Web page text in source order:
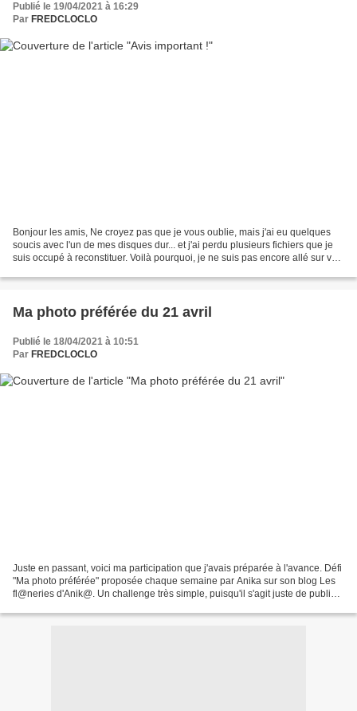
Publié le 19/04/2021 à 16:29
Par FREDCLOCLO
Bonjour les amis, Ne croyez pas que je vous oublie, mais j'ai eu quelques
soucis avec l'un de mes disques dur... et j'ai perdu plusieurs fichiers que je
suis occupé à reconstituer. Voilà pourquoi, je ne suis pas encore allé sur vos
Ma photo préférée du 21 avril
Publié le 18/04/2021 à 10:51
Par FREDCLOCLO
Juste en passant, voici ma participation que j'avais préparée à l'avance. Défi
"Ma photo préférée" proposée chaque semaine par Anika sur son blog Les
fl@neries d'Anik@. Un challenge très simple, puisqu'il s'agit juste de publier